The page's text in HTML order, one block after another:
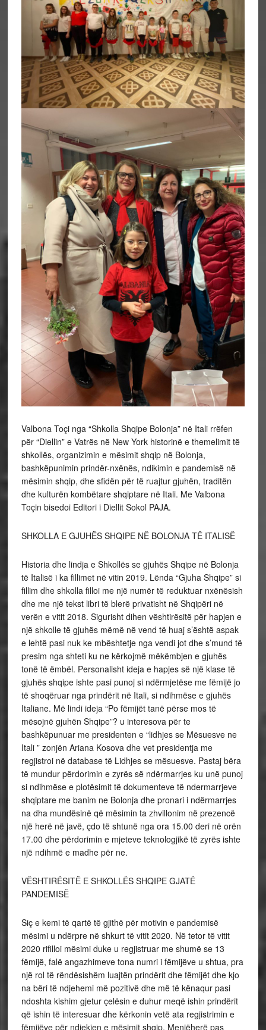
Valbona Toçi nga “Shkolla Shqipe Bolonja” në Itali rrëfen
për “Diellin” e Vatrës në New York historinë e themelimit të
shkollës, organizimin e mësimit shqip në Bolonja,
bashkëpunimin prindër-nxënës, ndikimin e pandemisë në
mësimin shqip, dhe sfidën për të ruajtur gjuhën, traditën
dhe kulturën kombëtare shqiptare në Itali. Me Valbona
Toçin bisedoi Editori i Diellit Sokol PAJA.
SHKOLLA E GJUHËS SHQIPE NË BOLONJA TË ITALISË
Historia dhe lindja e Shkollës se gjuhës Shqipe në Bolonja
të Italisë i ka fillimet në vitin 2019. Lënda “Gjuha Shqipe” si
fillim dhe shkolla filloi me një numër të reduktuar nxënësish
dhe me një tekst libri të blerë privatisht në Shqipëri në
verën e vitit 2018. Sigurisht dihen vështirësitë për hapjen e
një shkolle të gjuhës mëmë në vend të huaj s’është aspak
e lehtë pasi nuk ke mbështetje nga vendi jot dhe s’mund të
presim nga shteti ku ne kërkojmë mëkëmbjen e gjuhës
tonë të ëmbël. Personalisht ideja e hapjes së një klase të
gjuhës shqipe ishte pasi punoj si ndërmjetëse me fëmijë jo
të shoqëruar nga prindërit në Itali, si ndihmëse e gjuhës
Italiane. Më lindi ideja “Po fëmijët tanë përse mos të
mësojnë gjuhën Shqipe”? u interesova për te
bashkëpunuar me presidenten e “lidhjes se Mësuesve ne
Itali ” zonjën Ariana Kosova dhe vet presidentja me
regjistroi në database të Lidhjes se mësuesve. Pastaj bëra
të mundur përdorimin e zyrës së ndërmarrjes ku unë punoj
si ndihmëse e plotësimit të dokumenteve të ndermarrjeve
shqiptare me banim ne Bolonja dhe pronari i ndërmarrjes
na dha mundësinë që mësimin ta zhvillonim në prezencë
një herë në javë, çdo të shtunë nga ora 15.00 deri në orën
17.00 dhe përdorimin e mjeteve teknologjikë të zyrës ishte
një ndihmë e madhe për ne.
VËSHTIRËSITË E SHKOLLËS SHQIPE GJATË
PANDEMISË
Siç e kemi të qartë të gjithë për motivin e pandemisë
mësimi u ndërpre në shkurt të vitit 2020. Në tetor të vitit
2020 rifilloi mësimi duke u regjistruar me shumë se 13
fëmijë, falë angazhimeve tona numri i fëmijëve u shtua, pra
një rol të rëndësishëm luajtën prindërit dhe fëmijët dhe kjo
na bëri të ndjehemi më pozitivë dhe më të kënaqur pasi
ndoshta kishim gjetur çelësin e duhur meqë ishin prindërit
që ishin të interesuar dhe kërkonin vetë ata regjistrimin e
fëmijëve për ndjekjen e mësimit shqip. Menjëherë pas